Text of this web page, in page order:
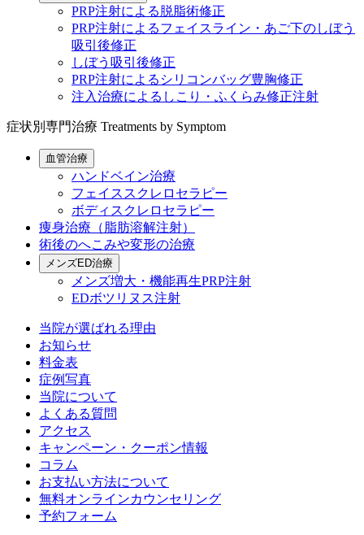
PRP注射による脱脂術修正
PRP注射によるフェイスライン・あご下のしぼう
吸引後修正
しぼう吸引後修正
PRP注射によるシリコンバッグ豊胸修正
注入治療によるしこり・ふくらみ修正注射
症状別専門治療 Treatments by Symptom
血管治療
ハンドベイン治療
フェイススクレロセラピー
ボディスクレロセラピー
痩身治療（脂肪溶解注射）
術後のへこみや変形の治療
メンズED治療
メンズ増大・機能再生PRP注射
EDボツリヌス注射
当院が選ばれる理由
お知らせ
料金表
症例写真
当院について
よくある質問
アクセス
キャンペーン・クーポン情報
コラム
お支払い方法について
無料オンラインカウンセリング
予約フォーム